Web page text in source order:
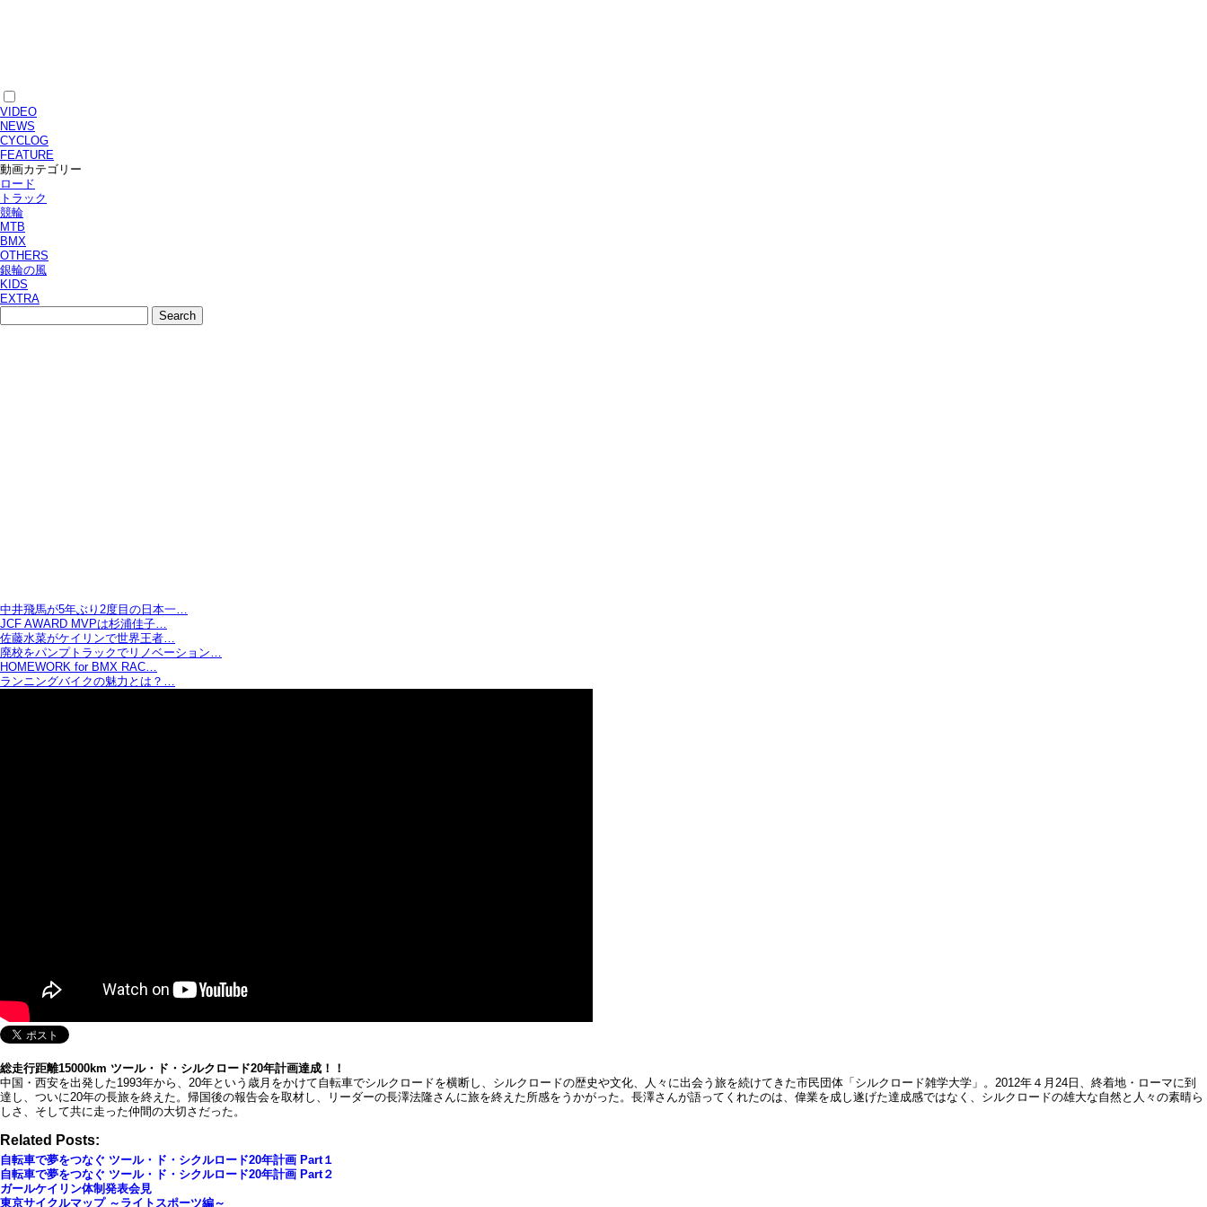
VIDEO
NEWS
CYCLOG
FEATURE
動画カテゴリー
ロード
トラック
競輪
MTB
BMX
OTHERS
銀輪の風
KIDS
EXTRA
中井飛馬が5年ぶり2度目の日本一…
JCF AWARD MVPは杉浦佳子…
佐藤水菜がケイリンで世界王者…
廃校をパンプトラックでリノベーション…
HOMEWORK for BMX RAC…
ランニングバイクの魅力とは？…
総走行距離15000km ツール・ド・シルクロード20年計画達成！！
中国・西安を出発した1993年から、20年という歳月をかけて自転車でシルクロードを横断し、シルクロードの歴史や文化、人々に出会う旅を続けてきた市民団体「シルクロード雑学大学」。2012年４月24日、終着地・ローマに到
達し、ついに20年の長旅を終えた。帰国後の報告会を取材し、リーダーの長澤法隆さんに旅を終えた所感をうかがった。長澤さんが語ってくれたのは、偉業を成し遂げた達成感ではなく、シルクロードの雄大な自然と人々の素晴ら
しさ、そして共に走った仲間の大切さだった。
Related Posts:
自転車で夢をつなぐ ツール・ド・シクルロード20年計画 Part１
自転車で夢をつなぐ ツール・ド・シクルロード20年計画 Part２
ガールケイリン体制発表会見
東京サイクルマップ ～ライトスポーツ編～